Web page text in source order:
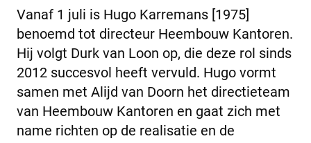
Vanaf 1 juli is Hugo Karremans [1975]
benoemd tot directeur Heembouw Kantoren.
Hij volgt Durk van Loon op, die deze rol sinds
2012 succesvol heeft vervuld. Hugo vormt
samen met Alijd van Doorn het directieteam
van Heembouw Kantoren en gaat zich met
name richten op de realisatie en de